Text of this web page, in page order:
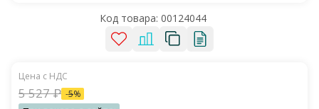
Код товара: 00124044
5 527₽ -5%